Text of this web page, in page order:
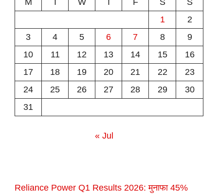
1
2
3
4 5 6 7 8
9
10
11 12 13 14 15
16
17
18 19 20 21 22
23
24
25 26 27 28 29
30
31
« Jul
Reliance Power Q1 Results 2026: मुनाफा 45%